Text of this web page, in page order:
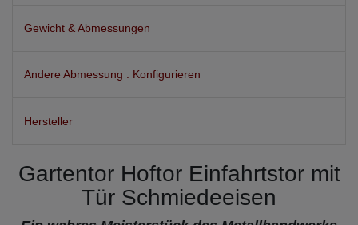
Gewicht & Abmessungen
Andere Abmessung : Konfigurieren
Hersteller
Gartentor Hoftor Einfahrtstor mit
Tür Schmiedeeisen